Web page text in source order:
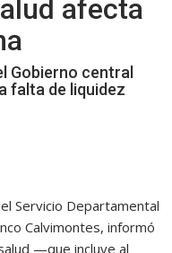
afecta
Gobierno central
falta de liquidez
Servicio Departamental
Calvimontes, informó
—que incluye al